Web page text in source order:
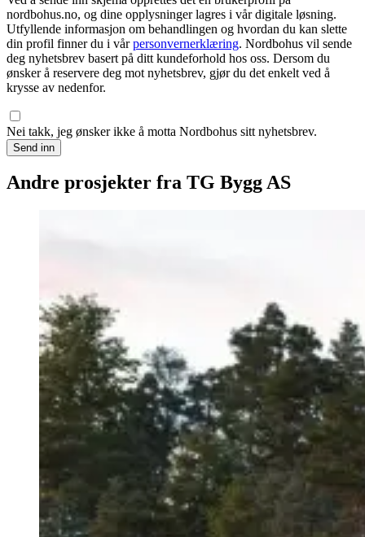
nordbohus.no, og dine opplysninger lagres i vår digitale løsning.
Utfyllende informasjon om behandlingen og hvordan du kan slette
din profil finner du i vår personvernerklæring. Nordbohus vil sende
deg nyhetsbrev basert på ditt kundeforhold hos oss. Dersom du
ønsker å reservere deg mot nyhetsbrev, gjør du det enkelt ved å
krysse av nedenfor.
Nei takk, jeg ønsker ikke å motta Nordbohus sitt nyhetsbrev.
Send inn
Andre prosjekter fra TG Bygg AS